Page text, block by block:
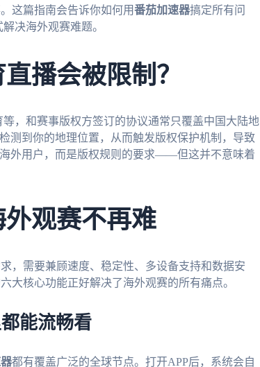
这篇指南会告诉你如何用番茄加速器搞定所有问
决海外观赛难题。
播会被限制？
，和赛事版权方签订的协议通常只覆盖中国大陆地
测到你的地理位置，从而触发版权保护机制，导致
外用户，而是版权规则的要求——但这并不意味着
观赛不再难
，需要兼顾速度、稳定性、多设备支持和数据安
大核心功能正好解决了海外观赛的所有痛点。
能流畅看
都有覆盖广泛的全球节点。打开APP后，系统会自